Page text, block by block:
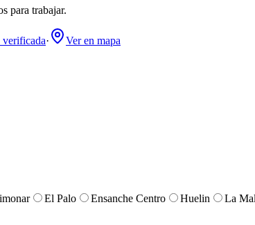
para trabajar.
verificada· Ver en mapa
El Palo Ensanche Centro Huelin La